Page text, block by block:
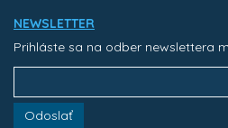
NEWSLETTER
Prihláste sa na odber newslettera
Odoslať